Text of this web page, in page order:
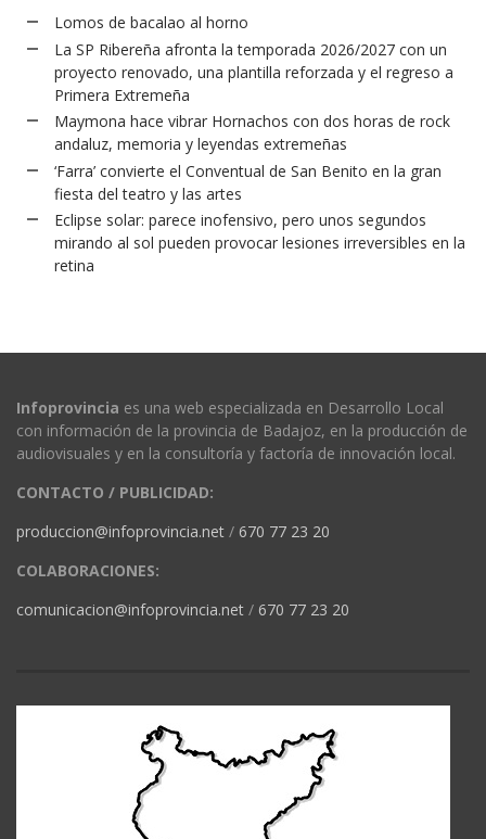
Lomos de bacalao al horno
La SP Ribereña afronta la temporada 2026/2027 con un
proyecto renovado, una plantilla reforzada y el regreso a
Primera Extremeña
Maymona hace vibrar Hornachos con dos horas de rock
andaluz, memoria y leyendas extremeñas
‘Farra’ convierte el Conventual de San Benito en la gran
fiesta del teatro y las artes
Eclipse solar: parece inofensivo, pero unos segundos
mirando al sol pueden provocar lesiones irreversibles en la
retina
Infoprovincia es una web especializada en Desarrollo Local
con información de la provincia de Badajoz, en la producción de
audiovisuales y en la consultoría y factoría de innovación local.
CONTACTO / PUBLICIDAD:
produccion@infoprovincia.net / 670 77 23 20
COLABORACIONES:
comunicacion@infoprovincia.net / 670 77 23 20